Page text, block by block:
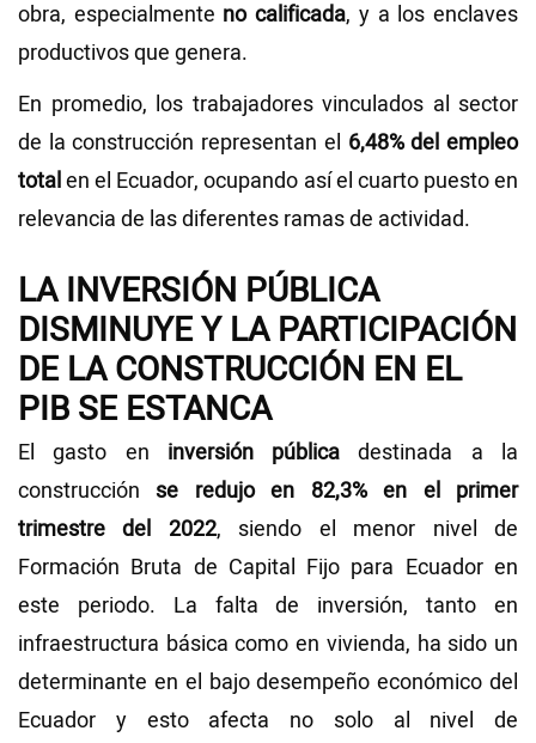
obra, especialmente no calificada, y a los enclaves
productivos que genera.
En promedio, los trabajadores vinculados al sector
de la construcción representan el 6,48% del empleo
totalen el Ecuador, ocupando así el cuarto puesto en
relevancia de las diferentes ramas de actividad.
LA INVERSIÓN PÚBLICA
DISMINUYE Y LA PARTICIPACIÓN
DE LA CONSTRUCCIÓN EN EL
PIB SE ESTANCA
El gasto en inversión pública destinada a la
construcciónse redujo en 82,3% en el primer
trimestre del 2022, siendo el menor nivel de
Formación Bruta de Capital Fijo para Ecuador en
este periodo. La falta de inversión, tanto en
infraestructura básica como en vivienda, ha sido un
determinante en el bajo desempeño económico del
Ecuador y esto afecta no solo al nivel de